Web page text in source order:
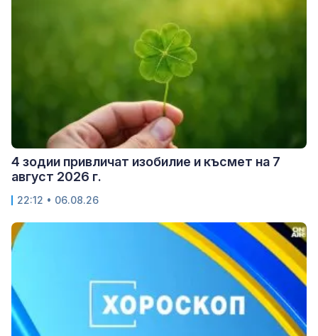
4 зодии привличат изобилие и късмет на 7
август 2026 г.
22:12 • 06.08.26